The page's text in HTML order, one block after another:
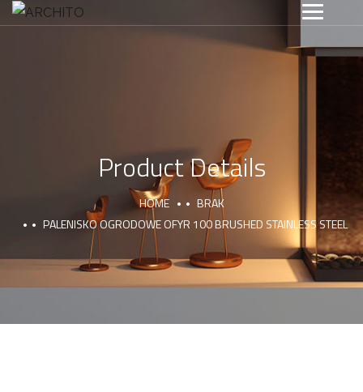
Product Details
HOME
BRAK
PALENISKO OGRODOWE OFYR 100 BRUSHED STAINLESS STEEL